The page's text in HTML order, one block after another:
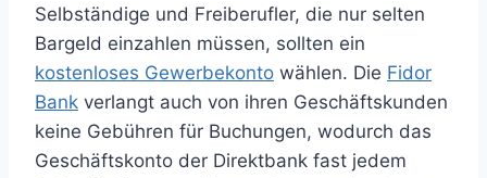
Selbständige und Freiberufler, die nur selten
Bargeld einzahlen müssen, sollten ein
kostenloses Gewerbekonto wählen. Die Fidor
Bank verlangt auch von ihren Geschäftskunden
keine Gebühren für Buchungen, wodurch das
Geschäftskonto der Direktbank fast jedem